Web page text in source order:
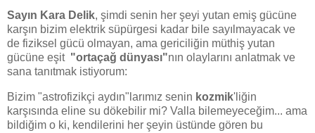
Sayın Kara Delik, şimdi senin her şeyi yutan emiş gücüne
karşın bizim elektrik süpürgesi kadar bile sayılmayacak ve
de fiziksel gücü olmayan, ama gericiliğin müthiş yutan
gücüne eşit "ortaçağ dünyası"nın olaylarını anlatmak ve
sana tanıtmak istiyorum:
Bizim "astrofizikçi aydın"larımız senin kozmik'liğin
karşısında eline su dökebilir mi? Valla bilemeyeceğim... ama
bildiğim o ki, kendilerini her şeyin üstünde gören bu